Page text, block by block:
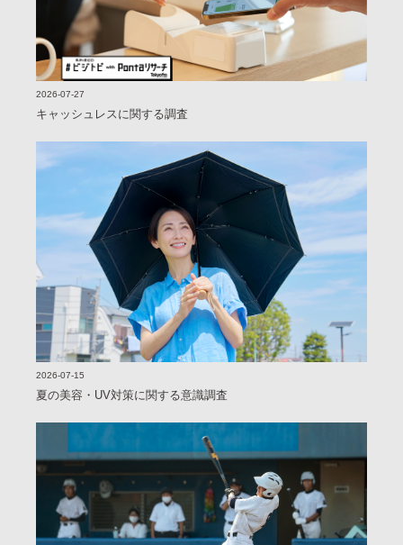
2026-07-27
キャッシュレスに関する調査
2026-07-15
夏の美容・UV対策に関する意識調査